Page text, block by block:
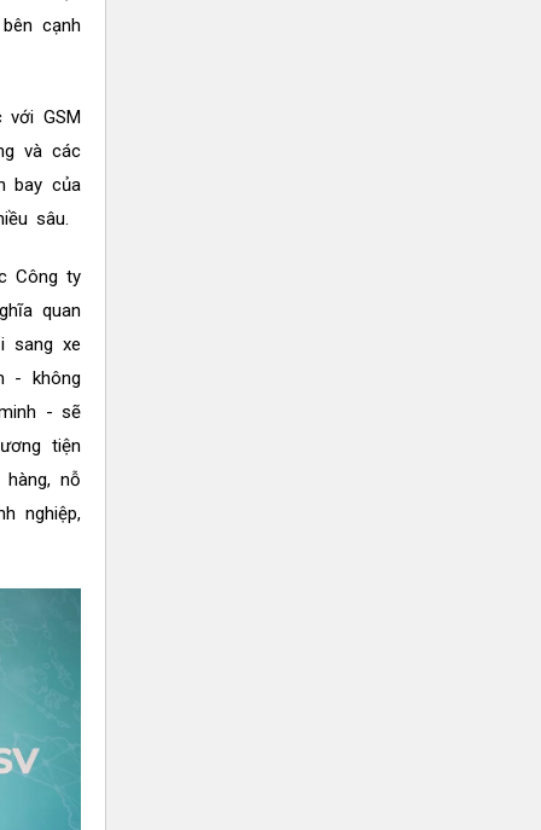
cạnh
với GSM
và các
bay của
sâu.
Công ty
quan
sang xe
- không
- sẽ
tiện
nỗ
nghiệp,